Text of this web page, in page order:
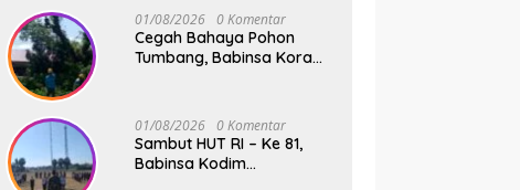
Pangdivif 3/Kostrad
01/08/2026 0 Komentar
Cegah Bahaya Pohon
Tumbang, Babinsa Koramil
Bakti Pangkas Ranting
Pohon Bersama Warga
Bonto Baddo
01/08/2026 0 Komentar
Sambut HUT RI – Ke 81,
Babinsa Kodim